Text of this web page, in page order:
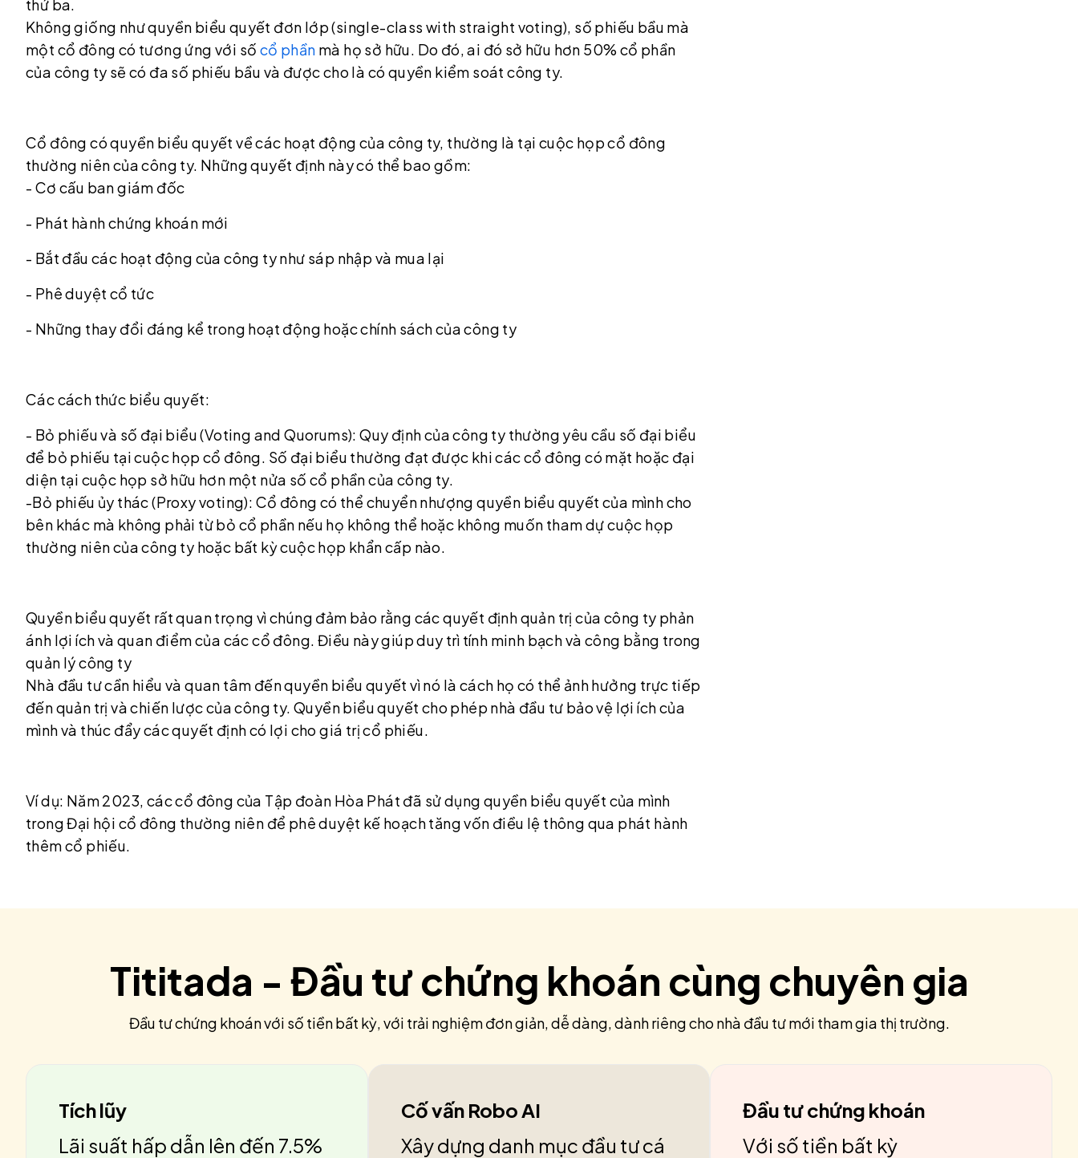
thứ ba.
Không giống như quyền biểu quyết đơn lớp (single-class with straight voting), số phiếu bầu mà
một cổ đông có tương ứng với số cổ phần mà họ sở hữu. Do đó, ai đó sở hữu hơn 50% cổ phần
của công ty sẽ có đa số phiếu bầu và được cho là có quyền kiểm soát công ty.
Cổ đông có quyền biểu quyết về các hoạt động của công ty, thường là tại cuộc họp cổ đông
thường niên của công ty. Những quyết định này có thể bao gồm:
- Cơ cấu ban giám đốc
- Phát hành chứng khoán mới
- Bắt đầu các hoạt động của công ty như sáp nhập và mua lại
- Phê duyệt cổ tức
- Những thay đổi đáng kể trong hoạt động hoặc chính sách của công ty
Các cách thức biểu quyết:
- Bỏ phiếu và số đại biểu (Voting and Quorums): Quy định của công ty thường yêu cầu số đại biểu
để bỏ phiếu tại cuộc họp cổ đông. Số đại biểu thường đạt được khi các cổ đông có mặt hoặc đại
diện tại cuộc họp sở hữu hơn một nửa số cổ phần của công ty.
-Bỏ phiếu ủy thác (Proxy voting): Cổ đông có thể chuyển nhượng quyền biểu quyết của mình cho
bên khác mà không phải từ bỏ cổ phần nếu họ không thể hoặc không muốn tham dự cuộc họp
thường niên của công ty hoặc bất kỳ cuộc họp khẩn cấp nào.
Quyền biểu quyết rất quan trọng vì chúng đảm bảo rằng các quyết định quản trị của công ty phản
ánh lợi ích và quan điểm của các cổ đông. Điều này giúp duy trì tính minh bạch và công bằng trong
quản lý công ty
Nhà đầu tư cần hiểu và quan tâm đến quyền biểu quyết vì nó là cách họ có thể ảnh hưởng trực tiếp
đến quản trị và chiến lược của công ty. Quyền biểu quyết cho phép nhà đầu tư bảo vệ lợi ích của
mình và thúc đẩy các quyết định có lợi cho giá trị cổ phiếu.
Ví dụ: Năm 2023, các cổ đông của Tập đoàn Hòa Phát đã sử dụng quyền biểu quyết của mình
trong Đại hội cổ đông thường niên để phê duyệt kế hoạch tăng vốn điều lệ thông qua phát hành
thêm cổ phiếu.
Tititada - Đầu tư chứng khoán cùng chuyên gia
Đầu tư chứng khoán với số tiền bất kỳ, với trải nghiệm đơn giản, dễ dàng, dành riêng cho nhà đầu tư mới tham gia thị trường.
Tích lũy
Lãi suất hấp dẫn lên đến 7.5%
Cố vấn Robo AI
Xây dựng danh mục đầu tư cá
Đầu tư chứng khoán
Với số tiền bất kỳ